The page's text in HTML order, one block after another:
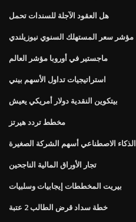
هل العقود الآجلة للسندات تحمل
مؤشر سعر المستهلك السنوي نيوزيلندي
ماجستير في أوروبا مؤشر العالم
استراتيجيات تداول الأسهم بيني
بيتكوين النقدية دولار أمريكي يعيش
مخطط تردد هيرتز
الذكاء الاصطناعي أسهم الشركة الصغيرة
تجار الأوراق المالية الناجحين
بيريت المخططات إيجابيات وسلبيات
خطة سداد قرض الطالب 2 عتبة